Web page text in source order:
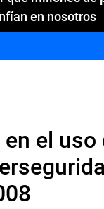
en nosotros
el uso